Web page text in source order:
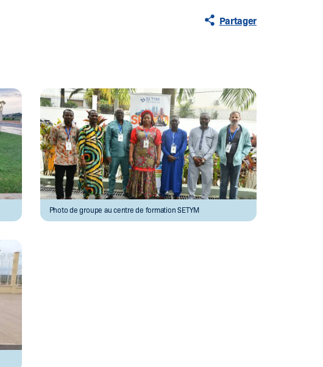
Photo de groupe au centre de formation SETYM
Partager